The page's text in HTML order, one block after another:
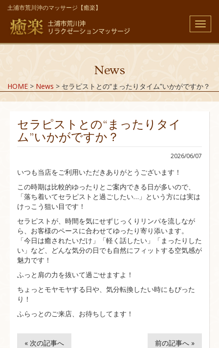
土浦市荒川沖のマッサージ【癒楽】
メ
ニ
ュ
News
HOME > News > セラピストとの“まったりタイム”いかがですか？
セラピストとの“まったりタイ
ム”いかがですか？
2026/06/07
いつも当店をご利用いただきありがとうございます！
この時期は比較的ゆったりとご案内できる日が多いので、
「落ち着いてセラピストと過ごしたい…」という方には実は
けっこう狙い目です！
セラピストが、時間を気にせずじっくりリンパを流しなが
ら、お客様のペースに合わせてゆったり寄り添います。
「今日は癒されたいだけ」「軽く話したい」「まったりした
い」など、どんな気分の日でも自然にフィットする空気感が
魅力です！
ふっと肩の力を抜いて過ごせますよ！
ちょっとモヤモヤする日や、気分転換したい時にもぴった
り！
ふらっとのご来店、お待ちしてます！
« 次の記事へ 前の記事へ »